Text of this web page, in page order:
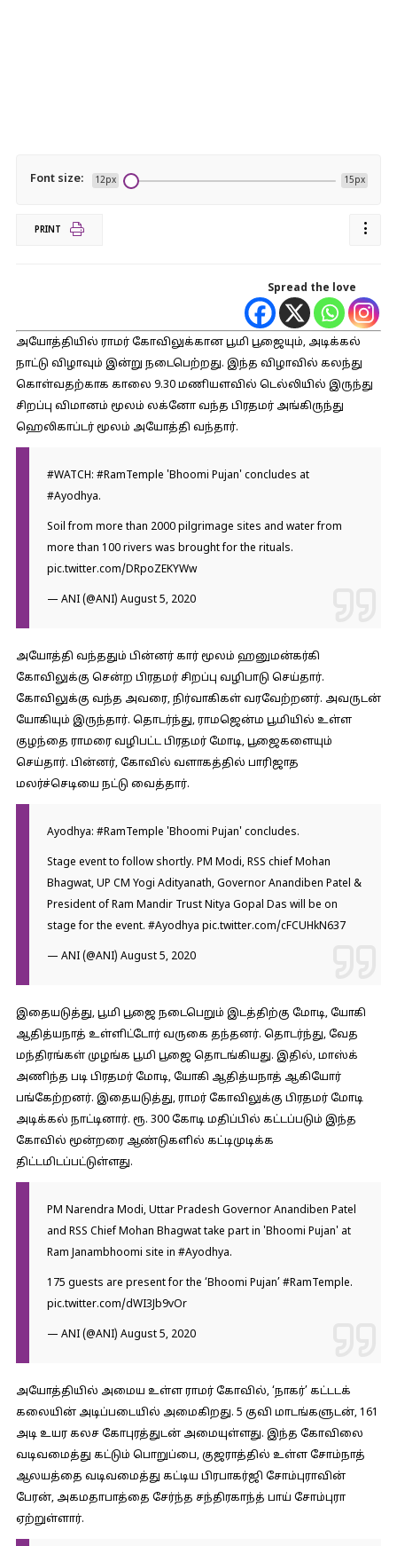
Font size: 12px 15px
PRINT
Spread the love
அயோத்தியில் ராமர் கோவிலுக்கான பூமி பூஜையும், அடிக்கல்
நாட்டு விழாவும் இன்று நடைபெற்றது. இந்த விழாவில் கலந்து
கொள்வதற்காக காலை 9.30 மணியளவில் டெல்லியில் இருந்து
சிறப்பு விமானம் மூலம் லக்னோ வந்த பிரதமர் அங்கிருந்து
ஹெலிகாப்டர் மூலம் அயோத்தி வந்தார்.
#WATCH: #RamTemple 'Bhoomi Pujan' concludes at
#Ayodhya.
Soil from more than 2000 pilgrimage sites and water from
more than 100 rivers was brought for the rituals.
pic.twitter.com/DRpoZEKYWw
— ANI (@ANI) August 5, 2020
அயோத்தி வந்ததும் பின்னர் கார் மூலம் ஹனுமன்கர்கி
கோவிலுக்கு சென்ற பிரதமர் சிறப்பு வழிபாடு செய்தார்.
கோவிலுக்கு வந்த அவரை, நிர்வாகிகள் வரவேற்றனர். அவருடன்
யோகியும் இருந்தார். தொடர்ந்து, ராமஜென்ம பூமியில் உள்ள
குழந்தை ராமரை வழிபட்ட பிரதமர் மோடி, பூஜைகளையும்
செய்தார். பின்னர், கோவில் வளாகத்தில் பாரிஜாத
மலர்ச்செடியை நட்டு வைத்தார்.
Ayodhya: #RamTemple 'Bhoomi Pujan' concludes.
Stage event to follow shortly. PM Modi, RSS chief Mohan
Bhagwat, UP CM Yogi Adityanath, Governor Anandiben Patel &
President of Ram Mandir Trust Nitya Gopal Das will be on
stage for the event. #Ayodhya pic.twitter.com/cFCUHkN637
— ANI (@ANI) August 5, 2020
இதையடுத்து, பூமி பூஜை நடைபெறும் இடத்திற்கு மோடி, யோகி
ஆதித்யநாத் உள்ளிட்டோர் வருகை தந்தனர். தொடர்ந்து, வேத
மந்திரங்கள் முழங்க பூமி பூஜை தொடங்கியது. இதில், மாஸ்க்
அணிந்த படி பிரதமர் மோடி, யோகி ஆதித்யநாத் ஆகியோர்
பங்கேற்றனர். இதையடுத்து, ராமர் கோவிலுக்கு பிரதமர் மோடி
அடிக்கல் நாட்டினார். ரூ. 300 கோடி மதிப்பில் கட்டப்படும் இந்த
கோவில் மூன்றரை ஆண்டுகளில் கட்டிமுடிக்க
திட்டமிடப்பட்டுள்ளது.
PM Narendra Modi, Uttar Pradesh Governor Anandiben Patel
and RSS Chief Mohan Bhagwat take part in 'Bhoomi Pujan' at
Ram Janambhoomi site in #Ayodhya.
175 guests are present for the ‘Bhoomi Pujan’ #RamTemple.
pic.twitter.com/dWI3Jb9vOr
— ANI (@ANI) August 5, 2020
அயோத்தியில் அமைய உள்ள ராமர் கோவில், ‘நாகர்’ கட்டடக்
கலையின் அடிப்படையில் அமைகிறது. 5 குவி மாடங்களுடன், 161
அடி உயர கலச கோபுரத்துடன் அமையுள்ளது. இந்த கோவிலை
வடிவமைத்து கட்டும் பொறுப்பை, குஜராத்தில் உள்ள சோம்நாத்
ஆலயத்தை வடிவமைத்து கட்டிய பிரபாகர்ஜி சோம்புராவின்
பேரன், அகமதாபாத்தை சேர்ந்த சந்திரகாந்த் பாய் சோம்புரா
ஏற்றுள்ளார்.